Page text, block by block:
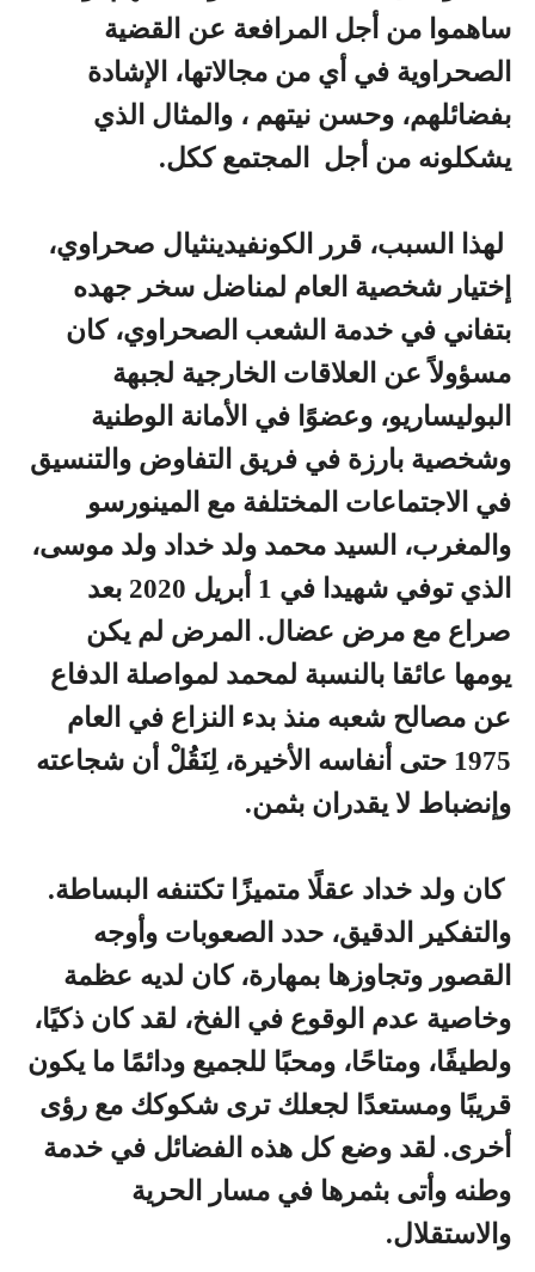
ساهموا من أجل المرافعة عن القضية
الصحراوية في أي من مجالاتها، الإشادة
بفضائلهم، وحسن نيتهم ​​، والمثال الذي
يشكلونه من أجل المجتمع ككل.
لهذا السبب، قرر الكونفيدينثيال صحراوي،
إختيار شخصية العام لمناضل سخر جهده
بتفاني في خدمة الشعب الصحراوي، كان
مسؤولاً عن العلاقات الخارجية لجبهة
البوليساريو، وعضوًا في الأمانة الوطنية
وشخصية بارزة في فريق التفاوض والتنسيق
في الاجتماعات المختلفة مع المينورسو
والمغرب، السيد محمد ولد خداد ولد موسى،
الذي توفي شهيدا في 1 أبريل 2020 بعد
صراع مع مرض عضال. المرض لم يكن
يومها عائقا بالنسبة لمحمد لمواصلة الدفاع
عن مصالح شعبه منذ بدء النزاع في العام
1975 حتى أنفاسه الأخيرة، لِنَقُلْ أن شجاعته
وإنضباط لا يقدران بثمن.
كان ولد خداد عقلًا متميزًا تكتنفه البساطة.
والتفكير الدقيق، حدد الصعوبات وأوجه
القصور وتجاوزها بمهارة، كان لديه عظمة
وخاصية عدم الوقوع في الفخ، لقد كان ذكيًا،
ولطيفًا، ومتاحًا، ومحبًا للجميع ودائمًا ما يكون
قريبًا ومستعدًا لجعلك ترى شكوكك مع رؤى
أخرى. لقد وضع كل هذه الفضائل في خدمة
وطنه وأتى بثمرها في مسار الحرية
والاستقلال.